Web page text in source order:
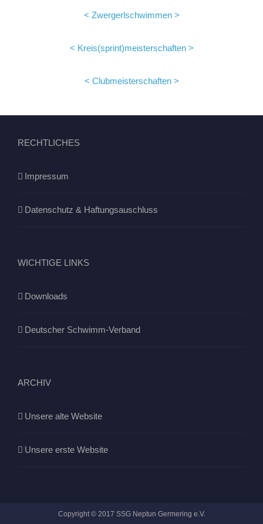
< Zwergerlschwimmen >
< Kreis(sprint)meisterschaften >
< Clubmeisterschaften >
RECHTLICHES
Impressum
Datenschutz & Haftungsauschluss
WICHTIGE LINKS
Downloads
Deutscher Schwimm-Verband
ARCHIV
Unsere alte Website
Unsere erste Website
Copyright © 2017 SSG Neptun Germering e.V.